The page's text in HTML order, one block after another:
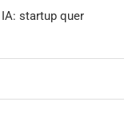
startup quer